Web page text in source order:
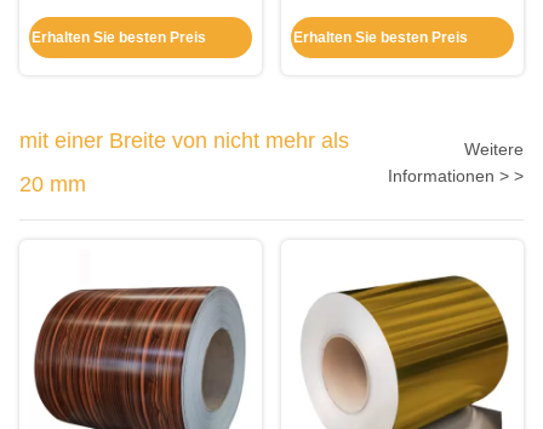
Erhalten Sie besten Preis
0,0 mm für Dachdecken
Erhalten Sie besten Preis
mit einer Breite von nicht mehr als
20 mm
Weitere
Informationen > >